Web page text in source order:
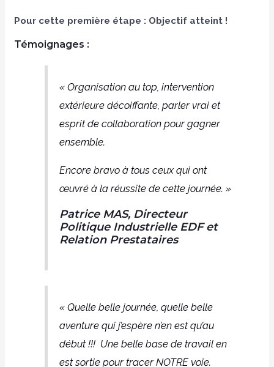
Pour cette première étape : Objectif atteint !
Témoignages :
« Organisation au top, intervention
extérieure décoiffante, parler vrai et
esprit de collaboration pour gagner
ensemble.
Encore bravo à tous ceux qui ont
œuvré à la réussite de cette journée. »
Patrice MAS, Directeur
Politique Industrielle EDF et
Relation Prestataires
« Quelle belle journée, quelle belle
aventure qui j’espère n’en est qu’au
début !!! Une belle base de travail en
est sortie pour tracer NOTRE voie.